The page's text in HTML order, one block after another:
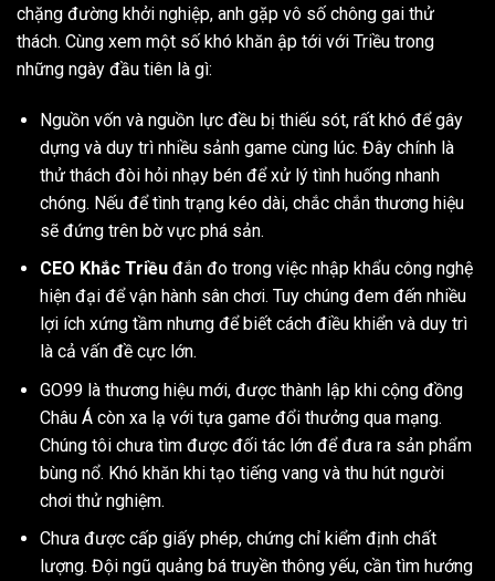
chặng đường khởi nghiệp, anh gặp vô số chông gai thử
thách. Cùng xem một số khó khăn ập tới với Triều trong
những ngày đầu tiên là gì:
Nguồn vốn và nguồn lực đều bị thiếu sót, rất khó để gây
dựng và duy trì nhiều sảnh game cùng lúc. Đây chính là
thử thách đòi hỏi nhạy bén để xử lý tình huống nhanh
chóng. Nếu để tình trạng kéo dài, chắc chắn thương hiệu
sẽ đứng trên bờ vực phá sản.
CEO Khắc Triều đắn đo trong việc nhập khẩu công nghệ
hiện đại để vận hành sân chơi. Tuy chúng đem đến nhiều
lợi ích xứng tầm nhưng để biết cách điều khiển và duy trì
là cả vấn đề cực lớn.
GO99 là thương hiệu mới, được thành lập khi cộng đồng
Châu Á còn xa lạ với tựa game đổi thưởng qua mạng.
Chúng tôi chưa tìm được đối tác lớn để đưa ra sản phẩm
bùng nổ. Khó khăn khi tạo tiếng vang và thu hút người
chơi thử nghiệm.
Chưa được cấp giấy phép, chứng chỉ kiểm định chất
lượng. Đội ngũ quảng bá truyền thông yếu, cần tìm hướng